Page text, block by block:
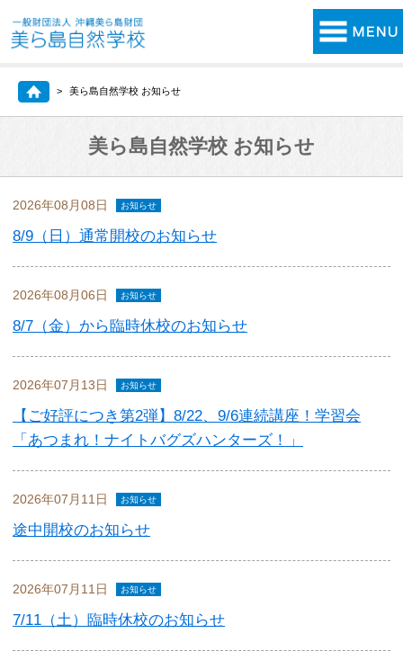
美ら島自然学校 お知らせ
美ら島自然学校 お知らせ
2026年08月08日 お知らせ
8/9（日）通常開校のお知らせ
2026年08月06日 お知らせ
8/7（金）から臨時休校のお知らせ
2026年07月13日 お知らせ
【ご好評につき第2弾】8/22、9/6連続講座！学習会
「あつまれ！ナイトバグズハンターズ！」
2026年07月11日 お知らせ
途中開校のお知らせ
2026年07月11日 お知らせ
7/11（土）臨時休校のお知らせ